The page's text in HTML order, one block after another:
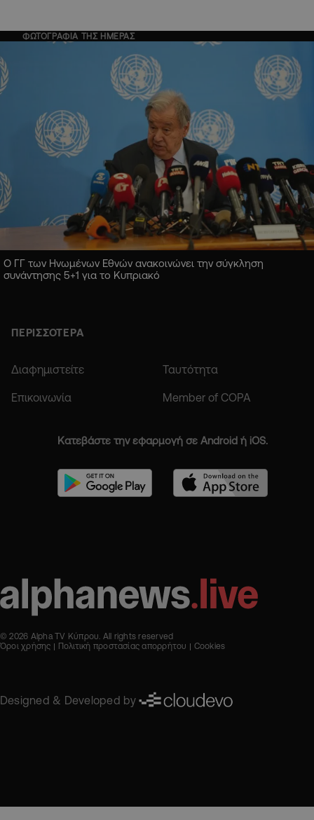
ΦΩΤΟΓΡΑΦΙΑ ΤΗΣ ΗΜΕΡΑΣ
Ο ΓΓ των Ηνωμένων Εθνών ανακοινώνει την σύγκληση
συνάντησης 5+1 για το Κυπριακό
ΠΕΡΙΣΣΟΤΕΡΑ
Διαφημιστείτε Ταυτότητα
Επικοινωνία Member of COPA
Κατεβάστε την εφαρμογή σε Android ή iOS.
© 2026 Alpha TV Κύπρου. All rights reserved
Όροι χρήσης
Πολιτική προστασίας απορρήτου Cookies
Designed & Developed by